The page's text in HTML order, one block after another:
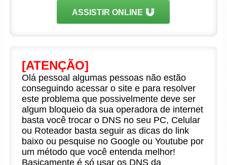
ASSISTIR ONLINE
[ATENÇÃO]
Olá pessoal algumas pessoas não estão
conseguindo acessar o site e para resolver
este problema que possivelmente deve ser
algum bloqueio da sua operadora de internet
basta você trocar o DNS no seu PC, Celular
ou Roteador basta seguir as dicas do link
baixo ou pesquise no Google ou Youtube por
um método que você entenda melhor!
Basicamente é só usar os DNS da